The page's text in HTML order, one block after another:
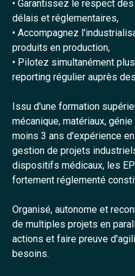
• Garantissez le respect
délais et réglementaires,
• Accompagnez
produits en production,
• Pilotez simultanément
reporting régulier auprès
Issu d'une formation
mécanique, matériaux,
moins 3 ans d'expérience
gestion de projets
dispositifs médicaux, les
fortement réglementé
Organisé, autonome et
de multiples projets en
actions et faire preuve
besoins.